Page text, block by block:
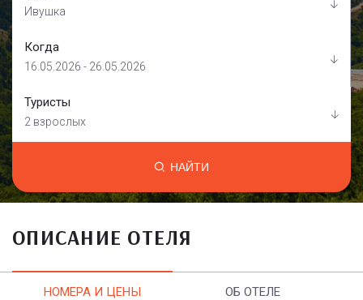
Ивушка
Когда
16.05.2026 - 26.05.2026
Туристы
2 взрослых
НАЙТИ
ОПИСАНИЕ ОТЕЛЯ
НОМЕРА И ЦЕНЫ ОБ ОТЕЛЕ